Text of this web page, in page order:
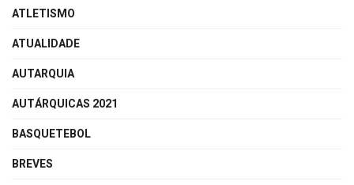
ATLETISMO
ATUALIDADE
AUTARQUIA
AUTÁRQUICAS 2021
BASQUETEBOL
BREVES